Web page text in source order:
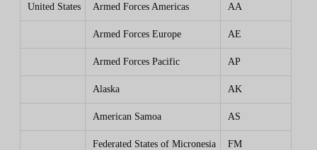
United States Armed Forces Americas AA
Armed Forces Europe AE
Armed Forces Pacific AP
Alaska AK
American Samoa AS
Federated States of Micronesia FM